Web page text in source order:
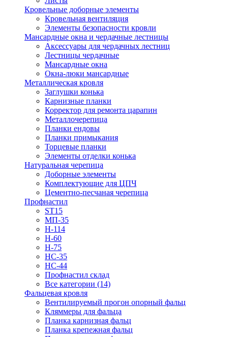
Кровельные доборные элементы
Кровельная вентиляция
Элементы безопасности кровли
Мансардные окна и чердачные лестницы
Аксессуары для чердачных лестниц
Лестницы чердачные
Мансардные окна
Окна-люки мансардные
Металлическая кровля
Заглушки конька
Карнизные планки
Корректор для ремонта царапин
Металлочерепица
Планки ендовы
Планки примыкания
Торцевые планки
Элементы отделки конька
Натуральная черепица
Доборные элементы
Комплектующие для ЦПЧ
Цементно-песчаная черепица
Профнастил
ST15
МП-35
Н-114
Н-60
Н-75
НС-35
НС-44
Профнастил склад
Все категории (14)
Фальцевая кровля
Вентилируемый прогон опорный фальц
Кляммеры для фальца
Планка карнизная фальц
Планка крепежная фальц